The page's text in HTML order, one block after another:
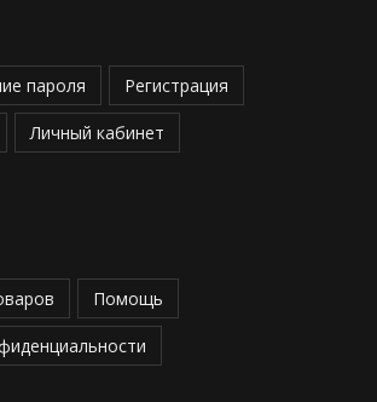
пароля Регистрация
Личный кабинет
Помощь